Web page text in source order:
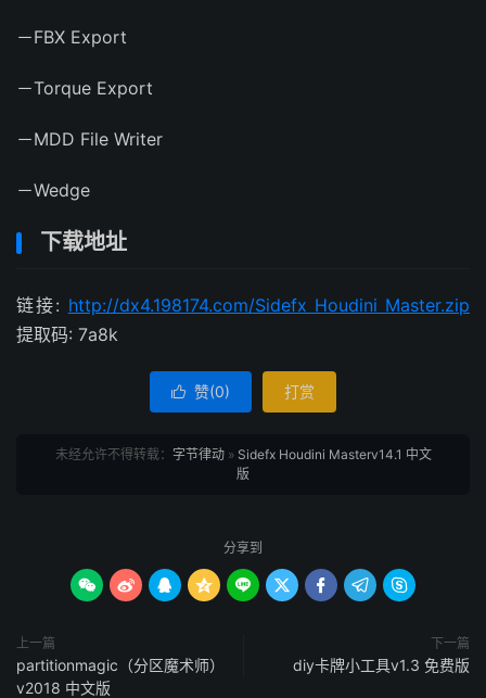
－FBX Export
－Torque Export
－MDD File Writer
－Wedge
下载地址
链接: http://dx4.198174.com/Sidefx Houdini Master.zip
提取码: 7a8k
 赞(0) 打赏
未经允许不得转载： 字节律动» Sidefx Houdini Masterv14.1 中文
版
分享到
        
上一篇
partitionmagic（分区魔术师）
v2018 中文版
下一篇
diy卡牌小工具v1.3 免费版